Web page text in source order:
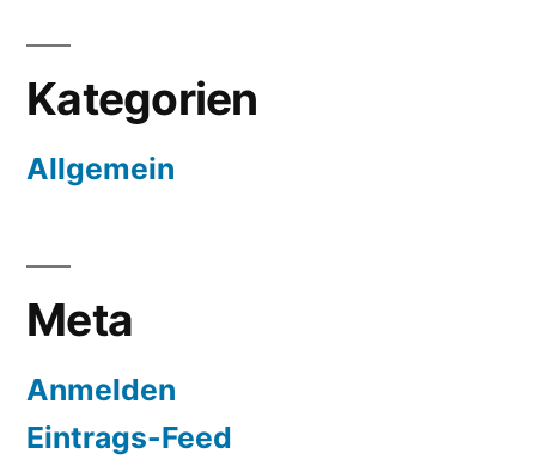
Kategorien
Allgemein
Meta
Anmelden
Eintrags-Feed